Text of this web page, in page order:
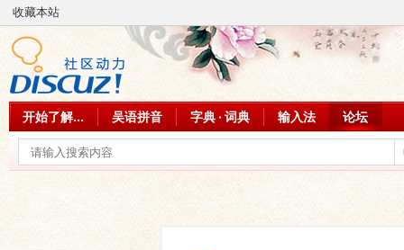
收藏本站
开始了解... 吴语拼音 字典 · 词典 输入法 论坛